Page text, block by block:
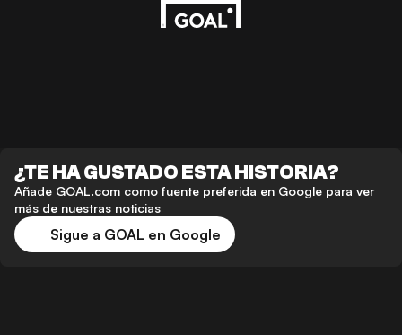
¿TE HA GUSTADO ESTA HISTORIA?
Añade GOAL.com como fuente preferida en Google para ver
más de nuestras noticias
Sigue a GOAL en Google